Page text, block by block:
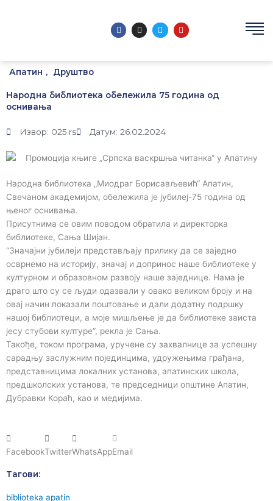
F
a
b
I
n
a
m
T
w
t
Y
o
u
Апатин , Друштво
Народна библиотека обележила 75 година од
оснивања
Извор: 025.rs Датум: 26.02.2024
Народна библиотека „Миодраг Борисављевић“ Апатин,
Свечаном академијом, обележила је јубилеј-75 година од
њеног оснивања.
Присутнима се овим поводом обратила и директорка
библиотеке, Сања Шијан.
“Значајни јубилеји представљају прилику да се заједно
осврнемо на историју, значај и допринос наше библиотеке у
културном и образовном развоју наше заједнице. Нама је
драго што су се људи одазвали у овако великом броју и на
овај начин показали поштовање и дали додатну подршку
нашој библиотеци, а моје мишљење је да библиотеке заиста
јесу стубови културе”, рекла је Сања.
Такође, током програма, уручене су захвалнице за успешну
сарадњу заслужним појединцима, удружењима грађана,
представницима локалних установа, апатинских школа,
предшколских установа, те председници општине Апатин,
Дубравки Кораћ, као и медијима.
FacebookTwitterWhatsAppEmail
Тагови:
biblioteka apatin